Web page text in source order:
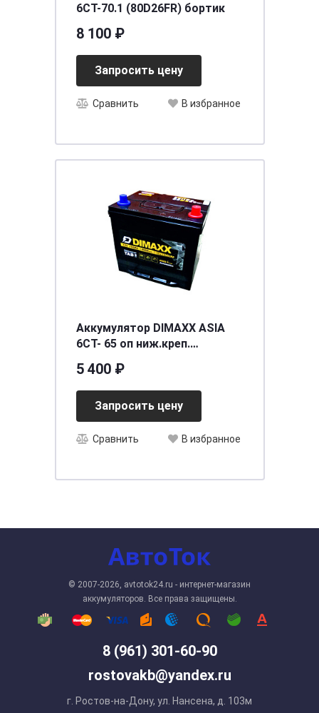
6СТ-70.1 (80D26FR) бортик
8 100 ₽
Запросить цену
Сравнить В избранное
Аккумулятор DIMAXX ASIA
6СТ- 65 оп ниж.креп.
[д230ш172в200(220)/600]
[D23_]
5 400 ₽
Запросить цену
Сравнить В избранное
8 (961) 301-60-90
rostovakb@yandex.ru
г. Ростов-на-Дону, ул. Нансена, д. 103м
© 2007-2026, avtotok24.ru - интернет-магазин
аккумуляторов. Все права защищены.